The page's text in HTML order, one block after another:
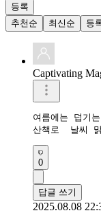
등록
추천순
최신순 등
Captivating
여름에는 덥기
산책로  날씨
0
답글 쓰기
2025.08.08